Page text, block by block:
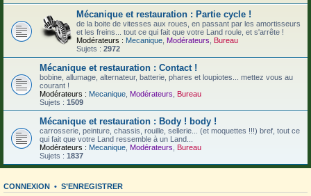
Mécanique et restauration : Partie cycle !
de la boite de vitesses aux roues, en passant par les amortisseurs
et les freins... tout ce qui fait que votre Land roule, et s'arrête !
Modérateurs : Mecanique Modérateurs
Bureau
Sujets : 2972
Mécanique et restauration : Contact !
bobine, allumage, alternateur, batterie, phares et loupiotes... mettez vous au
courant !
Modérateurs : Mecanique Modérateurs
Bureau
Sujets : 1509
Mécanique et restauration : Body ! body !
carrosserie, peinture, chassis, rouille, sellerie... (et moquettes !!!) bref, tout ce
qui fait que votre Land ressemble à un Land...
Modérateurs : Mecanique Modérateurs
Bureau
Sujets : 1837
CONNEXION • S’ENREGISTRER